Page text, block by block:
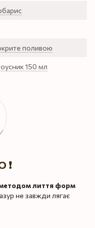
поливою
150 мл
лиття форм
не завжди лягає